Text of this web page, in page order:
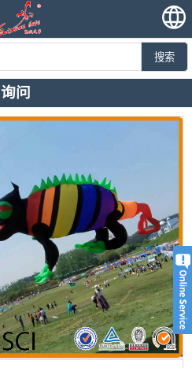
搜索
询问